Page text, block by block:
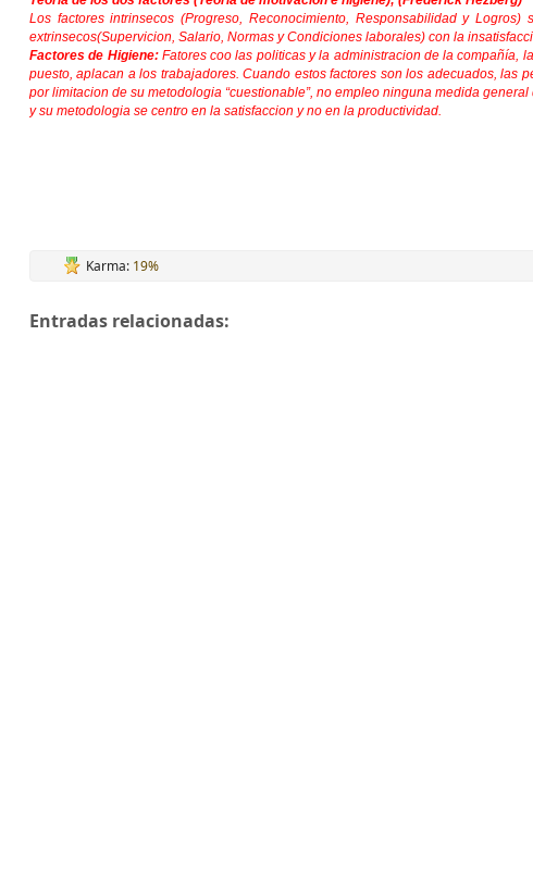
Los factores intrinsecos (Progreso, Reconocimiento, Responsabilidad y
extrinsecos(Supervicion, Salario, Normas y Condiciones laborales) con la
Factores de Higiene:Fatores coo las politicas y la administracion de la compañía,
puesto, aplacan a los trabajadores. Cuando estos factores son los adecuados, las
por limitacion de su metodologia “cuestionable”, no empleo ninguna medida
y su metodologia se centro en la satisfaccion y no en la productividad.
Karma: 19%
Entradas relacionadas: